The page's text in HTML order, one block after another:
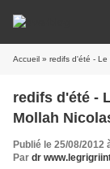
Accueil » redifs d'été - Le
redifs d'été -
Mollah
Publié le 25/08/2012
Par dr